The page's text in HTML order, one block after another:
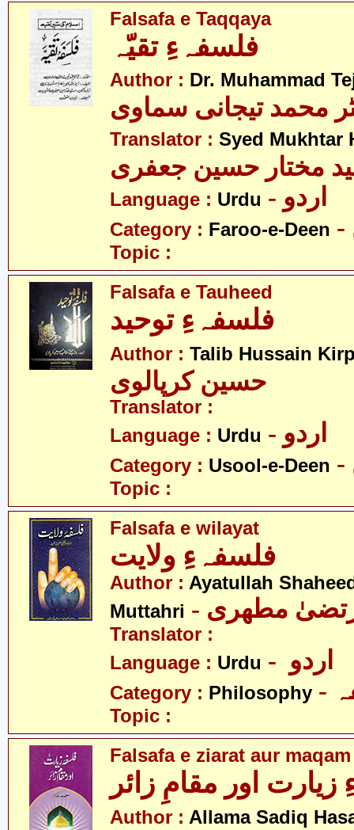
Falsafa e Taqqaya
فلسفہءِ تقیّہ
Author : Dr. Muhammad
محمد تیجانی سماوی
Translator : Syed Mukhtar
مختار حسین جعفری
Language : Urdu - اردو
Category : Faroo-e-Deen
Topic :
Falsafa e Tauheed
فلسفہءِ توحید
Author : Talib Hussain
حسین کرپالوی
Translator :
Language : Urdu - اردو
Category : Usool-e-Deen
Topic :
Falsafa e wilayat
فلسفہءِ ولایت
Author : Ayatullah
Muttahri
مطھری
Translator :
Language : Urdu
Category : Philosophy
Topic :
Falsafa e ziarat aur
اور مقامِ زائر
Author : Allama Sadiq